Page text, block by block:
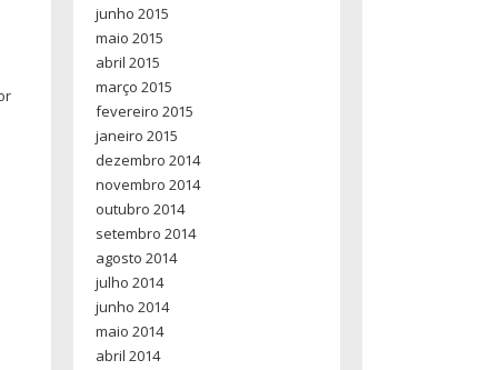
junho 2015
maio 2015
abril 2015
março 2015
fevereiro 2015
janeiro 2015
dezembro 2014
novembro 2014
outubro 2014
setembro 2014
agosto 2014
julho 2014
junho 2014
maio 2014
abril 2014